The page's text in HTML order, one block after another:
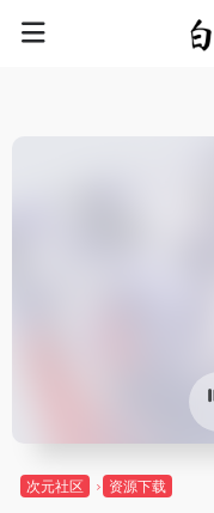
次元社区 资源下载